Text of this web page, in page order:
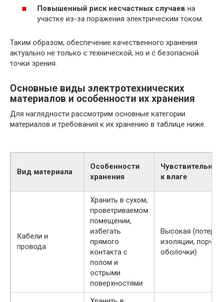
Повышенный риск несчастных случаев на
участке из-за поражения электрическим током.
Таким образом, обеспечение качественного хранения
актуально не только с технической, но и с безопасной
точки зрения.
Основные виды электротехнических
материалов и особенности их хранения
Для наглядности рассмотрим основные категории
материалов и требования к их хранению в таблице ниже.
Вид материала
Особенности
хранения
к влаге
Кабели и
провода
Хранить в сухом,
проветриваемом
помещении,
избегать
прямого
контакта с
полом и
острыми
поверхностями
Высокая (потеря
изоляции, порча
оболочки)